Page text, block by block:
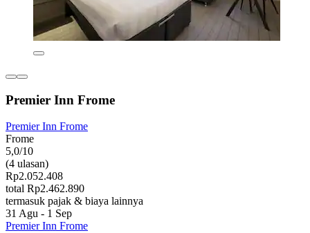
Premier Inn Frome
Premier Inn Frome
Frome
5,0/10
(4 ulasan)
Rp2.052.408
total Rp2.462.890
termasuk pajak & biaya lainnya
31 Agu - 1 Sep
Premier Inn Frome